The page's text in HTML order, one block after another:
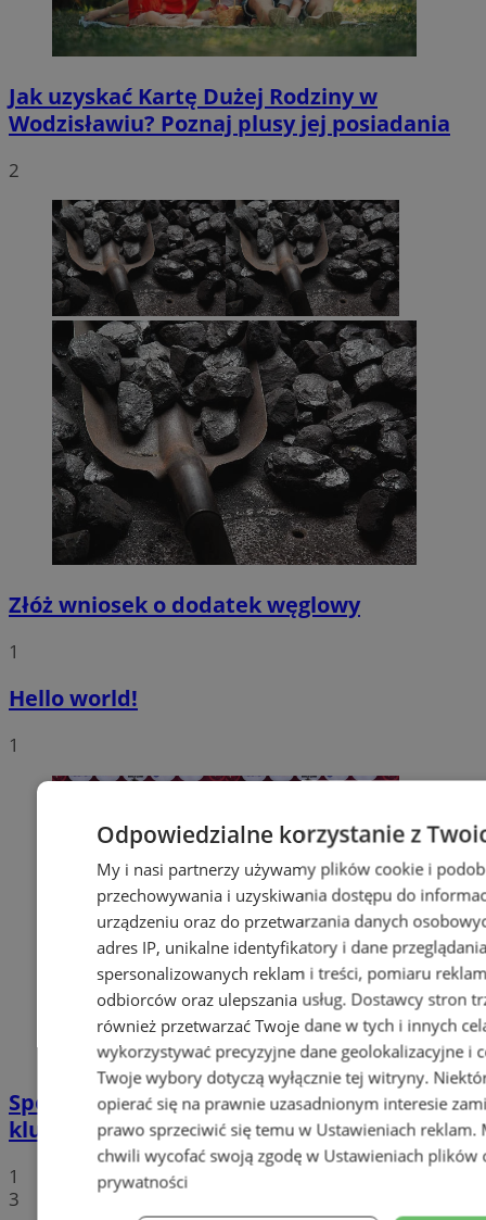
Jak uzyskać Kartę Dużej Rodziny w
Wodzisławiu? Poznaj plusy jej posiadania
2
Złóż wniosek o dodatek węglowy
1
Hello world!
1
Sportowe podsumowanie wodzisławskich
klubów sportowych
1
3
Odpowiedzialne korzystanie z
My i nasi partnerzy używamy plików cookie i
przechowywania i uzyskiwania dostępu do
urządzeniu oraz do przetwarzania danych
adres IP, unikalne identyfikatory i dane
spersonalizowanych reklam i treści, pomiaru
odbiorców oraz ulepszania usług. Dostawcy stron
również przetwarzać Twoje dane w tych i innych
wykorzystywać precyzyjne dane geolokalizacyjne i
Twoje wybory dotyczą wyłącznie tej witryny.
opierać się na prawnie uzasadnionym interesie
prawo sprzeciwić się temu w Ustawieniach reklam.
chwili wycofać swoją zgodę w Ustawieniach plików
prywatności